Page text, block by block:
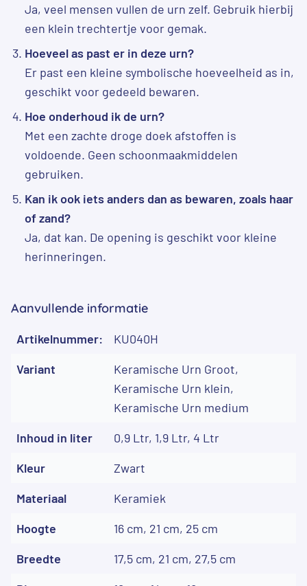
Ja, veel mensen vullen de urn zelf. Gebruik hierbij
een klein trechtertje voor gemak.
Hoeveel as past er in deze urn?
Er past een kleine symbolische hoeveelheid as in,
geschikt voor gedeeld bewaren.
Hoe onderhoud ik de urn?
Met een zachte droge doek afstoffen is
voldoende. Geen schoonmaakmiddelen
gebruiken.
Kan ik ook iets anders dan as bewaren, zoals haar
of zand?
Ja, dat kan. De opening is geschikt voor kleine
herinneringen.
Aanvullende informatie
Artikelnummer:
KU040H
Variant
Keramische Urn Groot,
Keramische Urn klein,
Keramische Urn medium
Inhoud in liter
0,9 Ltr, 1,9 Ltr, 4 Ltr
Kleur
Zwart
Materiaal
Keramiek
Hoogte
16 cm, 21 cm, 25 cm
Breedte
17,5 cm, 21 cm, 27,5 cm